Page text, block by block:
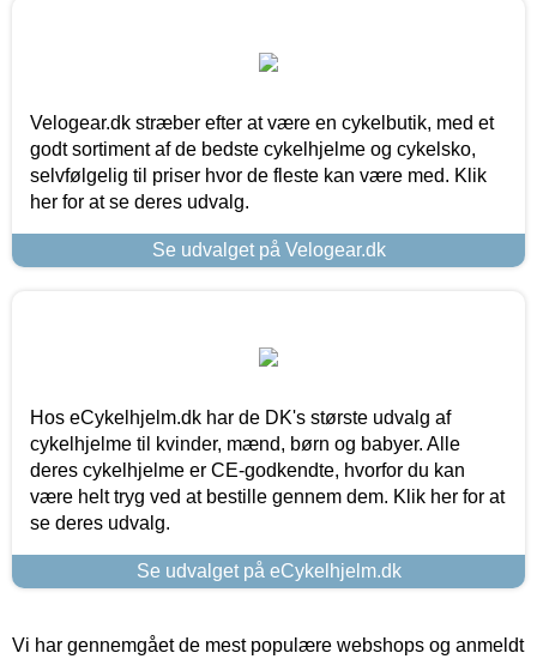
Velogear.dk stræber efter at være en cykelbutik, med et
godt sortiment af de bedste cykelhjelme og cykelsko,
selvfølgelig til priser hvor de fleste kan være med. Klik
her for at se deres udvalg.
Se udvalget på Velogear.dk
Hos eCykelhjelm.dk har de DK's største udvalg af
cykelhjelme til kvinder, mænd, børn og babyer. Alle
deres cykelhjelme er CE-godkendte, hvorfor du kan
være helt tryg ved at bestille gennem dem. Klik her for at
se deres udvalg.
Se udvalget på eCykelhjelm.dk
Vi har gennemgået de mest populære webshops og anmeldt